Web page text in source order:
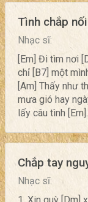
Tình chắp nối
Nhạc sĩ:
[Em] Đi tìm nơi
chỉ [B7] một
[Am] Thấy như
mưa gió hay
lấy câu tình
Chắp tay
Nhạc sĩ: